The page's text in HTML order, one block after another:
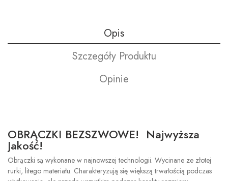
Opis
Szczegóły Produktu
Opinie
OBRĄCZKI BEZSZWOWE! Najwyższa
Jakość!
Obrączki są wykonane w najnowszej technologii. Wycinane ze złotej
rurki, litego materiału. Charakteryzują się większą trwałością podczas